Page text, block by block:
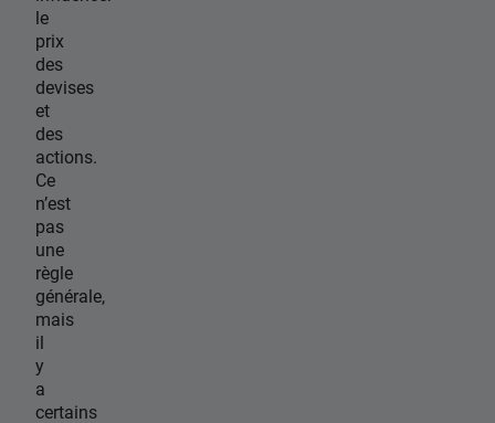
le
prix
des
devises
et
des
actions.
Ce
n’est
pas
une
règle
générale,
mais
il
y
a
certains